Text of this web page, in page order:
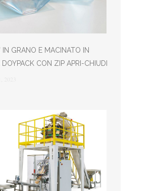
IN GRANO E MACINATO IN
DOYPACK CON ZIP APRI-CHIUDI